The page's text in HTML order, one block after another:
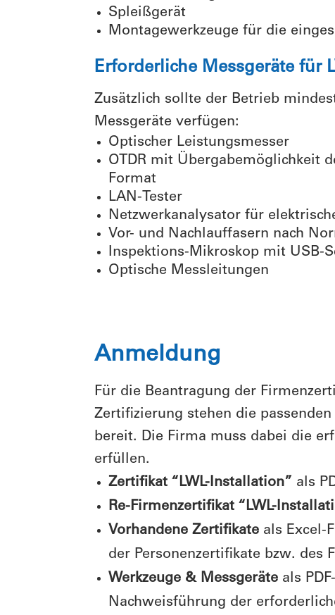
Spleißgerät
Montagewerkzeuge für die
Erforderliche Messgeräte für
Zusätzlich sollte der Betrieb
Messgeräte verfügen:
Optischer Leistungsmesser
OTDR mit Übergabemöglichkeit
Format
LAN-Tester
Netzwerkanalysator für
Vor- und Nachlauffasern nach
Inspektions-Mikroskop mit USB-
Optische Messleitungen
Anmeldung
Für die Beantragung der
Zertifizierung stehen die
bereit. Die Firma muss dabei die
erfüllen.
Zertifikat “LWL-Installation” als
Re-Firmenzertifikat “LWL-
Vorhandene Zertifikate als Excel-
der Personenzertifikate bzw. des
Werkzeuge & Messgeräte als
Nachweisführung der